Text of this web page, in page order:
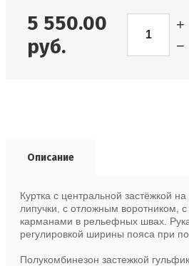
5 550.00
руб.
−
+
Описание
Куртка с центральной застёжкой
липучки, с отложным воротником,
карманами в рельефных швах.
регулировкой ширины пояса при
Полукомбинезон застежкой